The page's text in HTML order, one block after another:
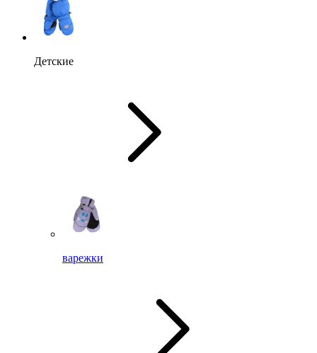
Детские
варежки